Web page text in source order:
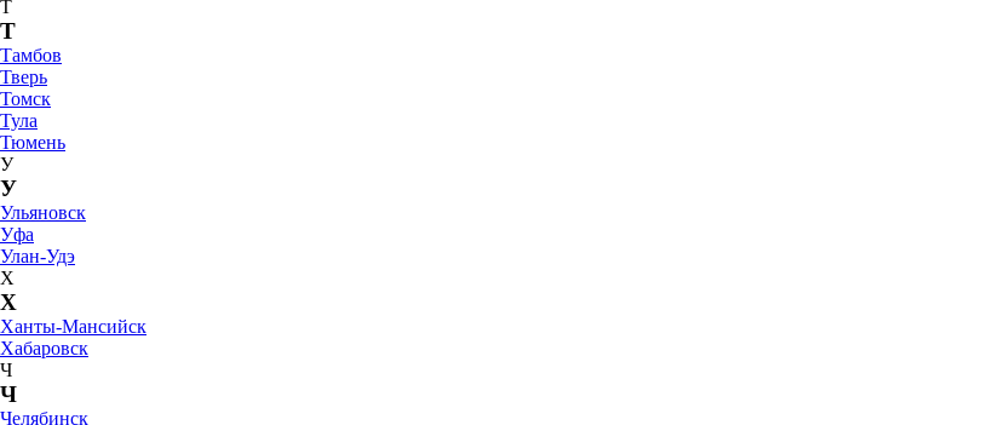
Т
Т
Тамбов
Тверь
Томск
Тула
Тюмень
У
У
Ульяновск
Уфа
Улан-Удэ
Х
Х
Ханты-Мансийск
Хабаровск
Ч
Ч
Челябинск